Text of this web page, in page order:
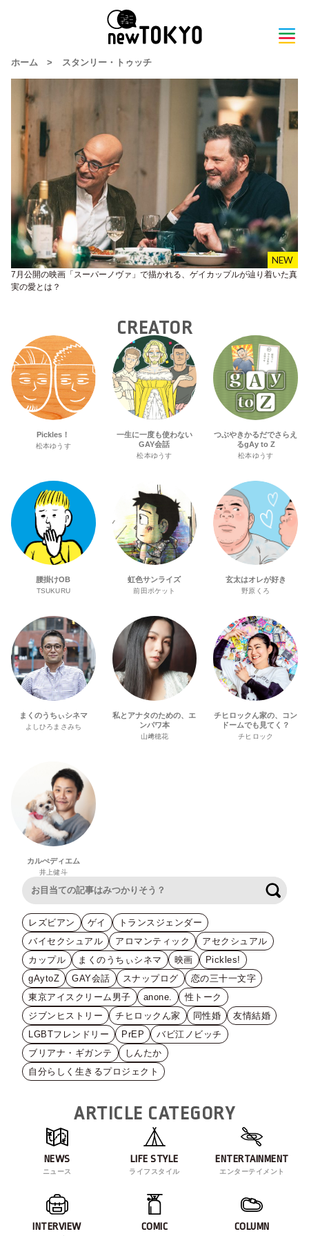
ホーム > スタンリー・トゥッチ
7月公開の映画「スーパーノヴァ」で描かれる、ゲイカップルが辿り着いた真
実の愛とは？
CREATOR
Pickles！
松本ゆうす
一生に一度も使わない
GAY会話
松本ゆうす
つぶやきかるだでさらえ
るgAy to Z
松本ゆうす
腰掛けOB
TSUKURU
虹色サンライズ
前田ポケット
玄太はオレが好き
野原くろ
まくのうちぃシネマ
よしひろまさみち
私とアナタのための、エ
ンパワ本
山﨑穂花
チヒロックん家の、コン
ドームでも見てく？
チヒロック
カルぺディエム
井上健斗
レズビアン ゲイ
トランスジェンダー
バイセクシュアル
アロマンティック
アセクシュアル
カップル
まくのうちぃシネマ 映画
Pickles!
gAytoZ
GAY会話 スナップログ
恋の三十一文字
東京アイスクリーム男子
anone.
性トーク
ジブンヒストリー
チヒロックん家 同性婚
友情結婚
LGBTフレンドリー
PrEP
バビ江ノビッチ
ブリアナ・ギガンテ
しんたか
自分らしく生きるプロジェクト
ARTICLE CATEGORY
NEWS
ニュース
LIFE STYLE
ライフスタイル
ENTERTAINMENT
エンターテイメント
INTERVIEW COMIC COLUMN